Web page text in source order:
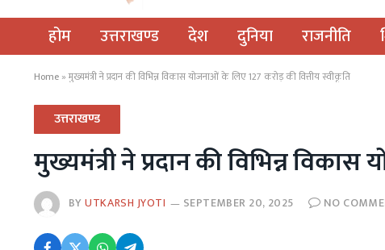
होम उत्तराखण्ड देश दुनिया राजनीति
Home »मुख्यमंत्री ने प्रदान की विभिन्न विकास योजनाओं के लिए 127 करोड़ की वित्तीय स्वीकृति
उत्तराखण्ड
मुख्यमंत्री ने प्रदान की विभिन्न
BYUTKARSH JYOTI SEPTEMBER 20, 2025 NO